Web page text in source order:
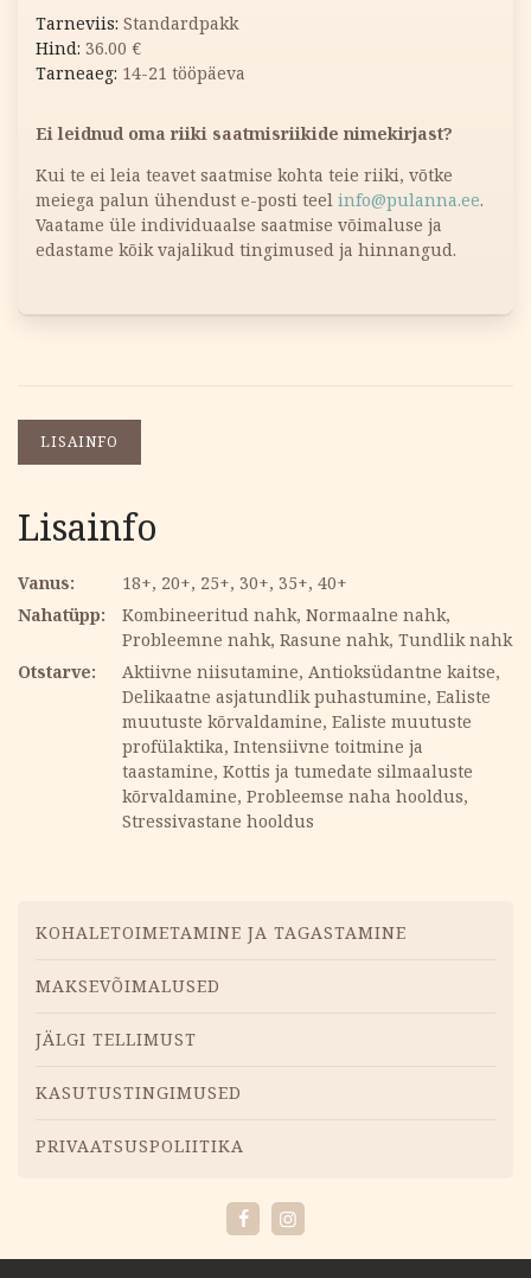
Standardpakk
36.00 €
14-21 tööpäeva
Ei leidnud oma riiki saatmisriikide nimekirjast?
Kui te ei leia teavet saatmise kohta teie riiki, võtke
meiega palun ühendust e-posti teel info@pulanna.ee.
Vaatame üle individuaalse saatmise võimaluse ja
edastame kõik vajalikud tingimused ja hinnangud.
LISAINFO
Lisainfo
Vanus
18+, 20+, 25+, 30+, 35+, 40+
Nahatüpp
Kombineeritud nahk, Normaalne nahk,
Probleemne nahk, Rasune nahk, Tundlik nahk
Otstarve
Aktiivne niisutamine, Antioksüdantne kaitse,
Delikaatne asjatundlik puhastumine, Ealiste
muutuste kõrvaldamine, Ealiste muutuste
profülaktika, Intensiivne toitmine ja
taastamine, Kottis ja tumedate silmaaluste
kõrvaldamine, Probleemse naha hooldus,
Stressivastane hooldus
Menüü
KOHALETOIMETAMINE JA TAGASTAMINE
MAKSEVÕIMALUSED
JÄLGI TELLIMUST
KASUTUSTINGIMUSED
PRIVAATSUSPOLIITIKA
FacebookInstagram